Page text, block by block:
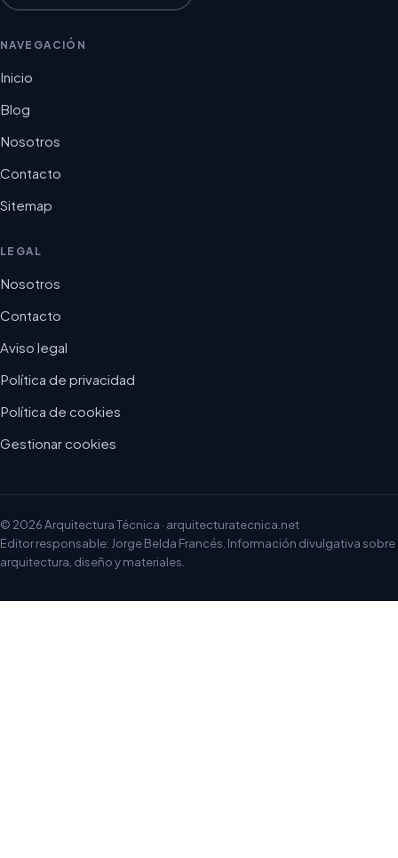
NAVEGACIÓN
Inicio
Blog
Nosotros
Contacto
Sitemap
LEGAL
Nosotros
Contacto
Aviso legal
Política de privacidad
Política de cookies
Gestionar cookies
© 2026 Arquitectura Técnica · arquitecturatecnica.net
Editor responsable: Jorge Belda Francés. Información divulgativa sobre
arquitectura, diseño y materiales.